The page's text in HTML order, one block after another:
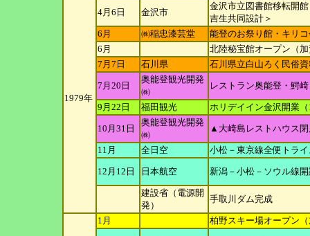
1979年
4月6日 金沢市
金沢市立図書館移転開
吉生共同設計＞
6月
㈱稲忠漆芸堂
能登のお祭り館・キリ
6月
北陸秘宝館オープン（
7月7日
石川県 石川県立白山ろく民俗
7月20日
奥能登観光開発
㈱
レストラン奥能登・鰐
9月22日 福田観光 ホリデイイン金沢開業
10月31日
奥能登観光開発
㈱
▲大崎島レストハウス
11月 全日空 小松－東京線全便トラ
12月12日 日本航空 新潟－小松－ソウル線
建設省（電源開
発）
手取川ダム完成
1月 柏野スキー場オープン